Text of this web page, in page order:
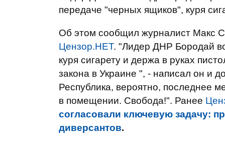
передаче "черных ящиков", куря
Об этом сообщил журналист Макс
Цензор.НЕТ. "Лидер ДНР Бородай
куря сигарету и держа в руках
закона в Украине ", - написал он и
Республика, вероятно, последнее
в помещении. Свобода!". Ранее
согласовали ключевую задачу:
диверсантов.